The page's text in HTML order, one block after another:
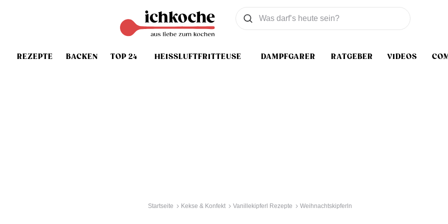
REZEPTE BACKEN TOP 24 HEISSLUFTFRITTEUSE DAMPFGARER RATGEBER VIDEOS
Was wollen Sie suchen
Suchen
Startseite Kekse & Konfekt Vanillekipferl Rezepte Weihnachtskipferln